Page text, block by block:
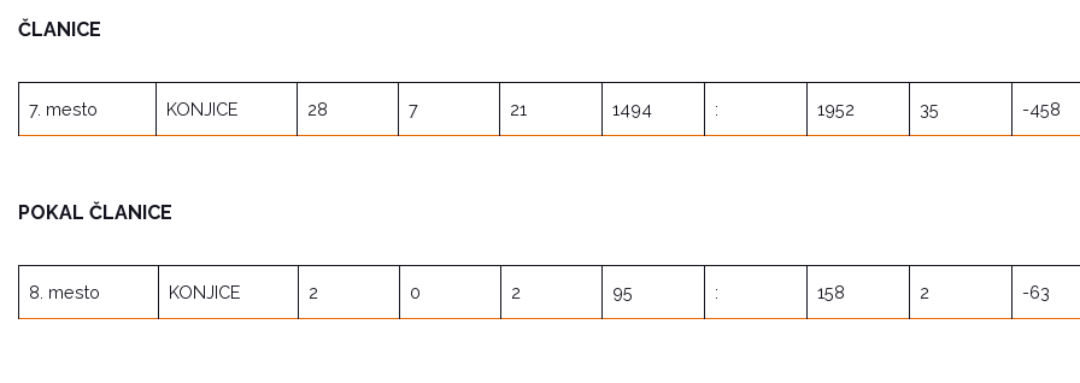
ČLANICE
7. mesto KONJICE 28 7 21 1494 : 1952 35 -458
POKAL ČLANICE
8. mesto KONJICE 2 0 2 95 : 158 2 -63